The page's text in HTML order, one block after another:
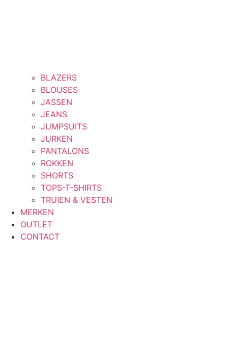
BLAZERS
BLOUSES
JASSEN
JEANS
JUMPSUITS
JURKEN
PANTALONS
ROKKEN
SHORTS
TOPS-T-SHIRTS
TRUIEN & VESTEN
MERKEN
OUTLET
CONTACT